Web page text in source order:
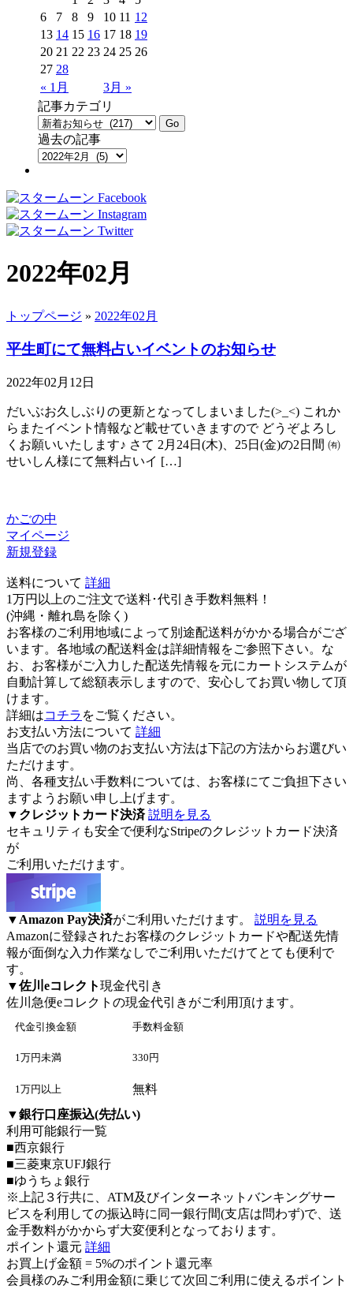
« 1月 3月 »
6
7 8 9 10 11 12
13 14 15 16 17 18 19
20 21 22 23 24 25 26
27 28
記事カテゴリ
過去の記事
2022年02月
トップページ » 2022年02月
平生町にて無料占いイベントのお知らせ
2022年02月12日
だいぶお久しぶりの更新となってしまいました(>_<) これか
らまたイベント情報など載せていきますので どうぞよろし
くお願いいたします♪ さて 2月24日(木)、25日(金)の2日間 ㈲
せいしん様にて無料占いイ […]
かごの中
マイページ
新規登録
送料について 詳細
1万円以上のご注文で送料･代引き手数料無料 ！
(沖縄・離れ島を除く)
お客様のご利用地域によって別途配送料がかかる場合がござ
います。各地域の配送料金は詳細情報をご参照下さい。な
お、お客様がご入力した配送先情報を元にカートシステムが
自動計算して総額表示しますので、安心してお買い物して頂
けます。
詳細はコチラ をご覧ください。
お支払い方法について 詳細
当店でのお買い物のお支払い方法は下記の方法からお選びい
ただけます。
尚、各種支払い手数料については、お客様にてご負担下さい
ますようお願い申し上げます。
▼ クレジットカード決済 説明を見る
セキュリティも安全で便利なStripeのクレジットカード決済
が
ご利用いただけます。
▼ Amazon Pay決済がご利用いただけます。 説明を見る
Amazonに登録されたお客様のクレジットカードや配送先情
報が面倒な入力作業なしでご利用いただけてとても便利で
す。
▼佐川eコレクト現金代引き
佐川急便eコレクト の現金代引きがご利用頂けます。
代金引換金額 手数料金額
1万円未満 330円
1万円以上
無料
▼銀行口座振込(先払い)
利用可能銀行一覧
■西京銀行
■三菱東京UFJ銀行
■ゆうちょ銀行
※上記３行共に、ATM及びインターネットバンキングサー
ビスを利用しての振込時に同一銀行間(支店は問わず)で、送
金手数料がかからず大変便利となっております。
ポイント還元 詳細
お買上げ金額 = 5%のポイント還元率
会員様のみご利用金額に乗じて次回ご利用に使えるポイント